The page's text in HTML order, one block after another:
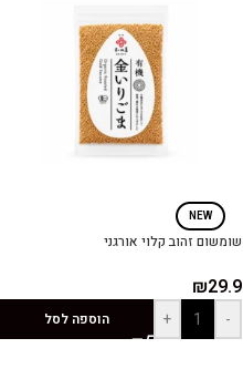
NEW
שומשום זהוב קלוי אורגני
₪29.9
-
+ הוספה לסל